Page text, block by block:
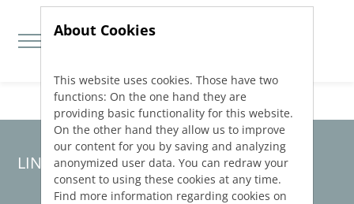
Jump directly to main navigation
Jump directly to content
LINEAR Solutions26für AutoCAD
About Cookies
This website uses cookies. Those have two
functions: On the one hand they are
providing basic functionality for this website.
On the other hand they allow us to improve
our content for you by saving and analyzing
anonymized user data. You can redraw your
consent to using these cookies at any time.
Find more information regarding cookies on